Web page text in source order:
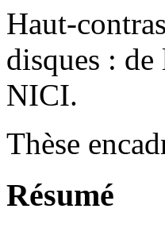
Haut-
disques : de
NICI.
Thèse
Résumé